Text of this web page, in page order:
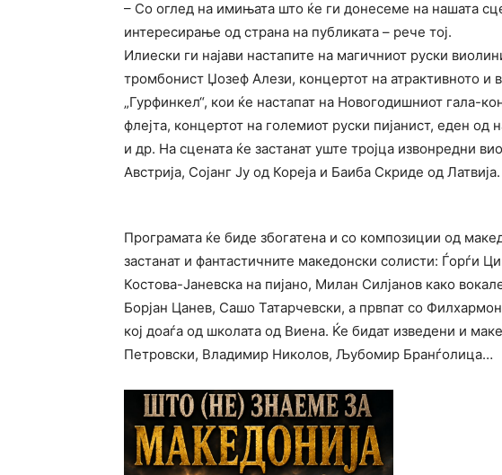
– Со оглед на имињата што ќе ги донесеме на нашата
интересирање од страна на публиката – рече тој.
Илиески ги најави настапите на магичниот руски
тромбонист Џозеф Алези, концертот на атрактивното и
„Гурфинкел“, кои ќе настапат на Новогодишниот гала-
флејта, концертот на големиот руски пијанист, еден од
и др. На сцената ќе застанат уште тројца извонредни
Австрија, Сојанг Ју од Кореја и Баиба Скриде од Латвија.
Програмата ќе биде збогатена и со композиции од
застанат и фантастичните македонски солисти: Ѓорѓи
Костова-Јаневска на пијано, Милан Силјанов како
Борјан Цанев, Сашо Татарчевски, а првпат со
кој доаѓа од школата од Виена. Ќе бидат изведени и
Петровски, Владимир Николов, Љубомир Бранѓолица…